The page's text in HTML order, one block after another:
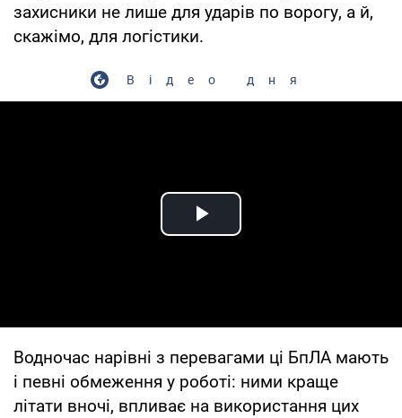
захисники не лише для ударів по ворогу, а й,
скажімо, для логістики.
Відео дня
Play Video
Водночас нарівні з перевагами ці БпЛА мають
і певні обмеження у роботі: ними краще
літати вночі, впливає на використання цих